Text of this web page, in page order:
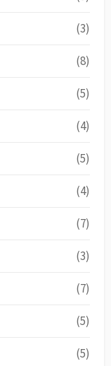
(3)
(8)
(5)
(4)
(5)
(4)
(7)
(3)
(7)
(5)
(5)